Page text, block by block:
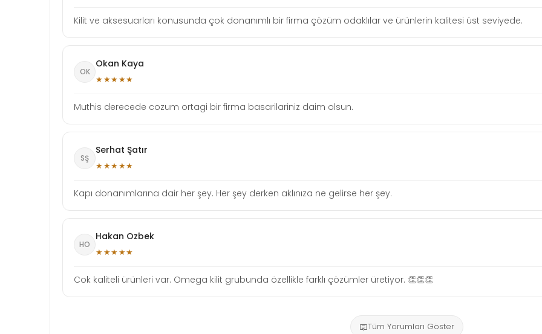
Kilit ve aksesuarları konusunda çok donanımlı bir firma çözüm odaklılar ve ürünlerin kalitesi üst seviyede.
OK
Okan Kaya
★★★★★
Muthis derecede cozum ortagi bir firma basarilariniz daim olsun.
SŞ
Serhat Şatır
★★★★★
Kapı donanımlarına dair her şey. Her şey derken aklınıza ne gelirse her şey.
HO
Hakan Ozbek
★★★★★
Cok kaliteli ürünleri var. Omega kilit grubunda özellikle farklı çözümler üretiyor. 👏👏👏
Tüm Yorumları Göster